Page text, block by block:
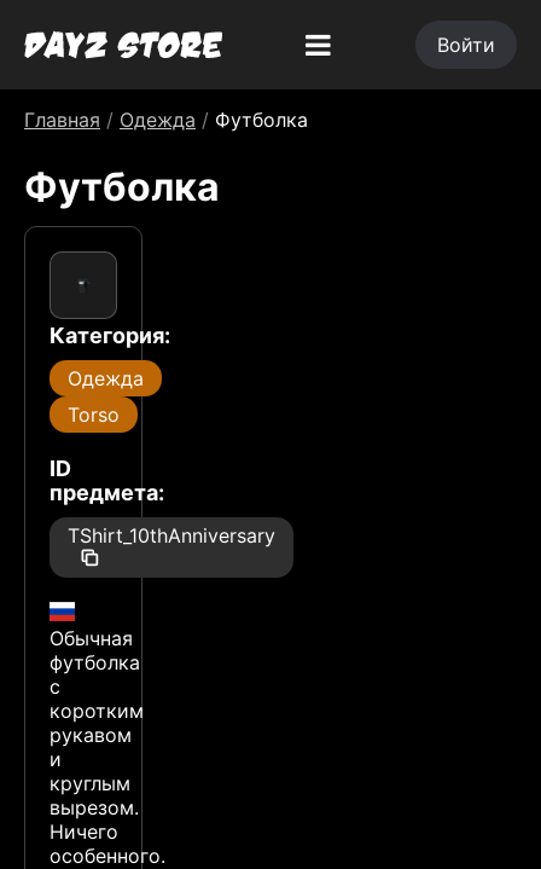
Войти
Главная / Одежда / Футболка
Футболка
Категория:
Одежда
Torso
ID
предмета:
TShirt_10thAnniversary
Обычная
футболка
с
коротким
рукавом
и
круглым
вырезом.
Ничего
особенного.